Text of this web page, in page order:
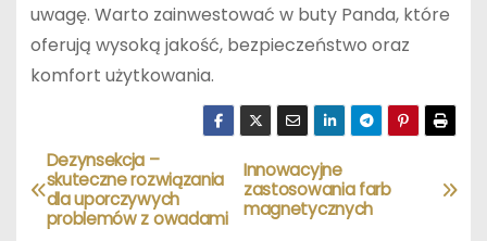
uwagę. Warto zainwestować w buty Panda, które
oferują wysoką jakość, bezpieczeństwo oraz
komfort użytkowania.
N
a
Innowacyjne
zastosowania farb
magnetycznych
Dezynsekcja –
skuteczne rozwiązania
dla uporczywych
problemów z owadami